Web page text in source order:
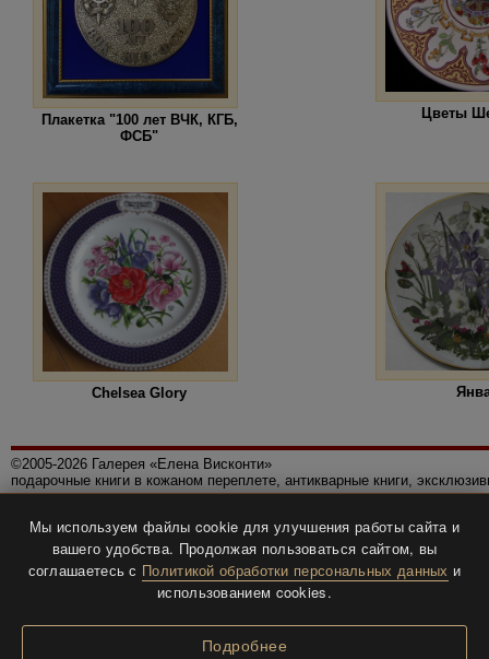
Плакетка "100 лет ВЧК, КГБ,
ФСБ"
Цветы
Chelsea Glory
©2005-2026 Галерея «Елена Висконти»
подарочные книги в кожаном переплете, антикварные книги,
Политика конфиденциальности
Все права защищены.
Разработка и дизайнBTV-info.
Мы используем файлы cookie для улучшения работы сайта и
вашего удобства. Продолжая пользоваться сайтом, вы
соглашаетесь с Политикой обработки персональных данных и
использованием cookies.
Подробнее